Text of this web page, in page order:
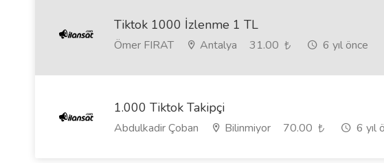
Tiktok 1000 İzlenme 1 TL
Ömer FIRAT Antalya 31.00 6 yıl önce
1.000 Tiktok Takipçi
Abdulkadir Çoban Bilinmiyor 70.00 6 yıl